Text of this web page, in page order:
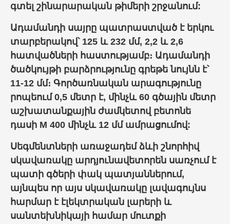
գտել շինարարական թիմերի շրջանում:
Ադամանդի սայրը պատրաստված է երկու
տարբերակով՝ 125 և 232 մմ, 2,2 և 2,6
հատվածների հաստությամբ։ Ադամանդի
ծածկույթի բարձրությունը գրեթե նույնն է՝
11-12 մմ։ Գործառնական արագությունը
րոպեում 0,5 մետր է, մինչև 60 գծային մետր
աշխատանքային ժամկետով բետոնե
դասի M 400 մինչև 12 մմ ամրացումով:
Սեգմենտների առաջադեմ ձևի շնորհիվ
սկավառակը արդյունավետորեն սառչում է
պատի գծերի փակ պատյաններում,
այնպես որ այս սկավառակը լավագույնս
հարմար է էլեկտրական լարերի և
սանտեխնիկայի համար մուտքի